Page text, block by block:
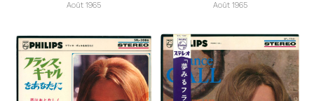
Août 1965 Août 1965